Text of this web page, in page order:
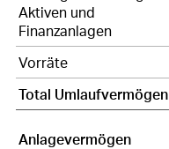
Aktiven und
Finanzanlagen
Vorräte
Total Umlaufvermögen
Anlagevermögen